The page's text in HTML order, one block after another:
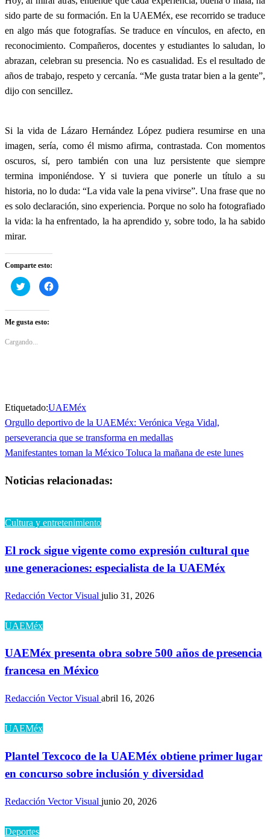
sido parte de su formación. En la UAEMéx, ese recorrido se traduce
en algo más que fotografías. Se traduce en vínculos, en afecto, en
reconocimiento. Compañeros, docentes y estudiantes lo saludan, lo
abrazan, celebran su presencia. No es casualidad. Es el resultado de
años de trabajo, respeto y cercanía. “Me gusta tratar bien a la gente”,
dijo con sencillez.
Si la vida de Lázaro Hernández López pudiera resumirse en una
imagen, sería, como él mismo afirma, contrastada. Con momentos
oscuros, sí, pero también con una luz persistente que siempre
termina imponiéndose. Y si tuviera que ponerle un título a su
historia, no lo duda: “La vida vale la pena vivirse”. Una frase que no
es solo declaración, sino experiencia. Porque no solo ha fotografiado
la vida: la ha enfrentado, la ha aprendido y, sobre todo, la ha sabido
mirar.
Comparte esto:
Haz
clic
en
Twitter
(Se
en
Haz
clic
Me gusta esto:
Cargando...
Etiquetado:UAEMéx
Navegación
de
Entrada
anterior
Orgullo deportivo de la UAEMéx: Verónica Vega Vidal,
perseverancia que se transforma en medallas
Entrada
Manifestantes toman la México Toluca la mañana de este lunes
Noticias relacionadas:
Cultura y entretenimiento
El rock sigue vigente como expresión cultural que
une generaciones: especialista de la UAEMéx
Redacción Vector Visual julio 31, 2026
UAEMéx
UAEMéx presenta obra sobre 500 años de presencia
francesa en México
Redacción Vector Visual abril 16, 2026
UAEMéx
Plantel Texcoco de la UAEMéx obtiene primer lugar
en concurso sobre inclusión y diversidad
Redacción Vector Visual junio 20, 2026
Deportes